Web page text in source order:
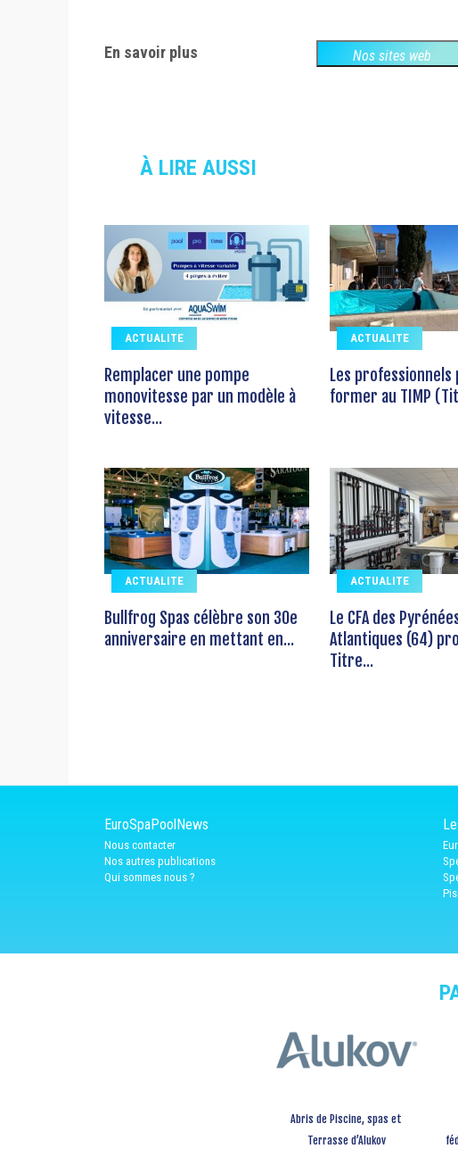
En savoir plus Nos sites web
À LIRE AUSSI
ACTUALITE
Remplacer une pompe
monovitesse par un modèle à
vitesse...
ACTUALITE
Les professionnels
former au TIMP
ACTUALITE
Bullfrog Spas célèbre son 30e
anniversaire en mettant en...
ACTUALITE
Le CFA des
Atlantiques (64)
Titre...
EuroSpaPoolNews
Nous contacter
Nos autres publications
Qui sommes nous ?
Abris de Piscine, spas et
Terrasse d’Alukov